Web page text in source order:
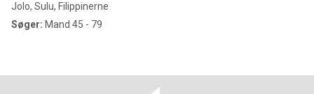
Jolo, Sulu, Filippinerne
Søger: Mand 45 - 79